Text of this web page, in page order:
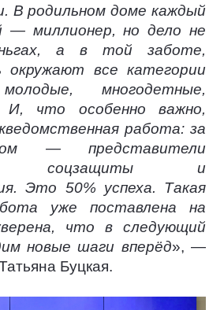
В родильном доме каждый
— миллионер, но дело не
а в той заботе,
окружают все категории
многодетные,
И, что особенно важно,
работа: за
— представители
соцзащиты и
Это 50% успеха. Такая
уже поставлена на
что в следующий
новые шаги вперёд», —
Буцкая.